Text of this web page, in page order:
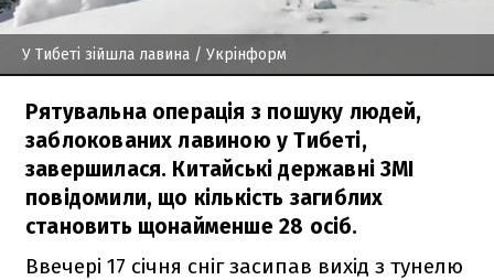
У Тибеті зійшла лавина / Укрінформ
Рятувальна операція з пошуку людей,
заблокованих лавиною у Тибеті,
завершилася. Китайські державні ЗМІ
повідомили, що кількість загиблих
становить щонайменше 28 осіб.
Ввечері 17 січня сніг засипав вихід з тунелю